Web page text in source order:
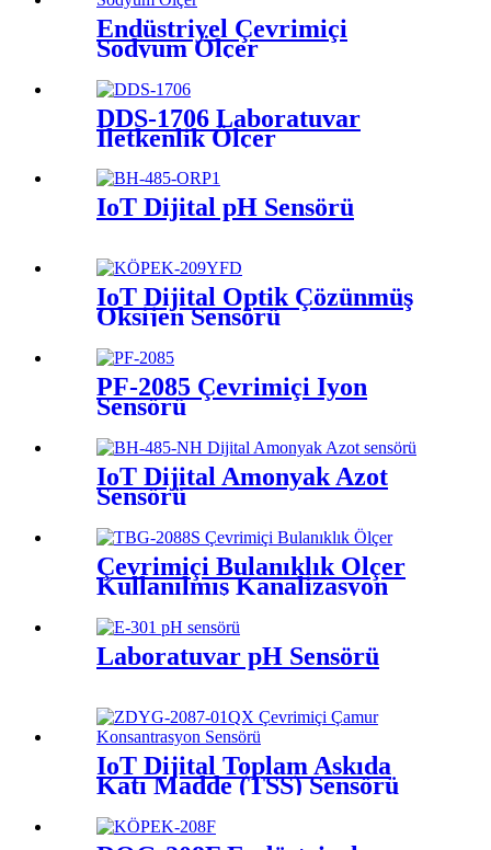
Endüstriyel Çevrimiçi
Sodyum Ölçer
DDS-1706 Laboratuvar
İletkenlik Ölçer
IoT Dijital pH Sensörü
IoT Dijital Optik Çözünmüş
Oksijen Sensörü
PF-2085 Çevrimiçi İyon
Sensörü
IoT Dijital Amonyak Azot
Sensörü
Çevrimiçi Bulanıklık Ölçer
Kullanılmış Kanalizasyon
Laboratuvar pH Sensörü
IoT Dijital Toplam Askıda
Katı Madde (TSS) Sensörü